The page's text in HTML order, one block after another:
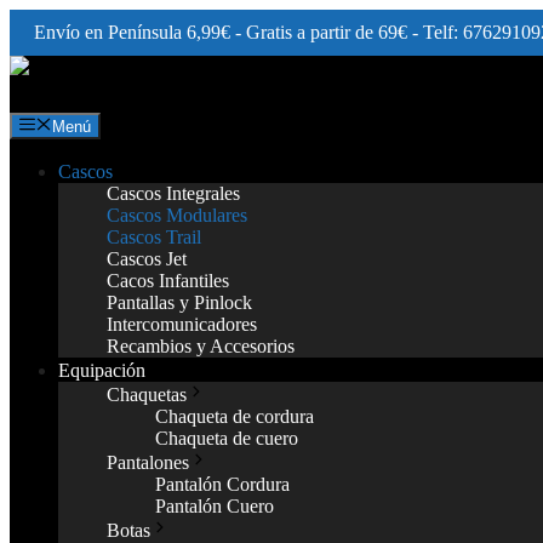
Envío en Península 6,99€ - Gratis a partir de 69€ - Telf:
Saltar
contenido
Menú
Cascos
Cascos Integrales
Cascos Modulares
Cascos Trail
Cascos Jet
Cacos Infantiles
Pantallas y Pinlock
Intercomunicadores
Recambios y Accesorios
Equipación
Chaquetas
Chaqueta de cordura
Chaqueta de cuero
Pantalones
Pantalón Cordura
Pantalón Cuero
Botas